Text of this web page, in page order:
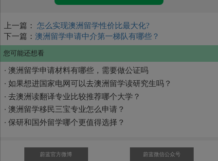
上一篇：
怎么实现澳洲留学性价比最大化?
下一篇： 澳洲留学申请中介第一梯队有哪些？
您可能还想看
· 澳洲留学申请材料有哪些，需要做公证吗
· 如果想进国家电网可以去澳洲留学读研究生吗？
· 去澳洲读翻译专业比较推荐哪个大学？
· 澳洲留学移民三宝专业怎么申请？
· 保研和国外留学哪个更值得选择？
蔚蓝官方微博 蔚蓝微信公众号